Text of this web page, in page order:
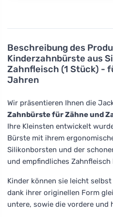
Beschreibung des
Kinderzahnbürste aus
Zahnfleisch (1 Stück) -
Jahren
Wir präsentieren Ihnen die
Zahnbürste für Zähne und
Ihre Kleinsten entwickelt
Bürste mit ihrem
Silikonborsten und der
und empfindliches Zahnfleisch
Kinder können sie leicht
dank ihrer originellen Form
untere, sowie die vordere und